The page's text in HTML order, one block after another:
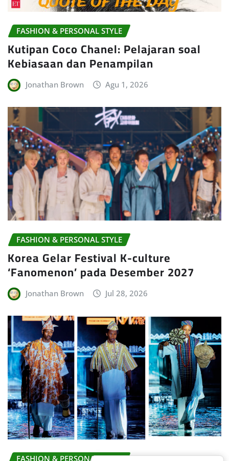
FASHION & PERSONAL STYLE
Kutipan Coco Chanel: Pelajaran soal
Kebiasaan dan Penampilan
Jonathan Brown Agu 1, 2026
FASHION & PERSONAL STYLE
Korea Gelar Festival K-culture
‘Fanomenon’ pada Desember 2027
Jonathan Brown Jul 28, 2026
FASHION & PERSONAL STYLE